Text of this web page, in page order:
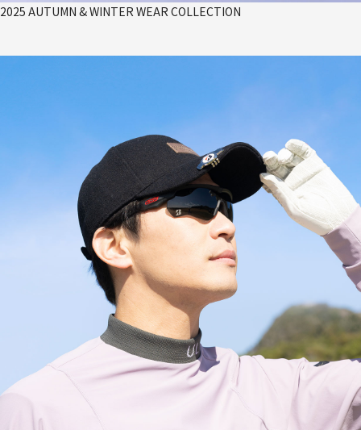
2025 AUTUMN & WINTER WEAR COLLECTION